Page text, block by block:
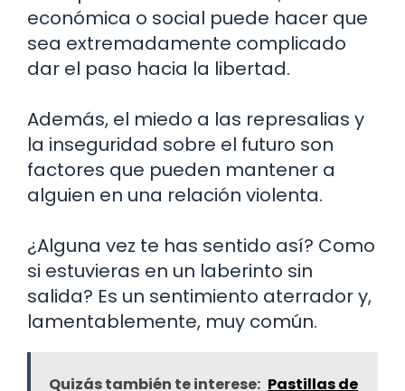
económica o social puede hacer que
sea extremadamente complicado
dar el paso hacia la libertad.
Además, el miedo a las represalias y
la inseguridad sobre el futuro son
factores que pueden mantener a
alguien en una relación violenta.
¿Alguna vez te has sentido así? Como
si estuvieras en un laberinto sin
salida? Es un sentimiento aterrador y,
lamentablemente, muy común.
Quizás también te interese: Pastillas de